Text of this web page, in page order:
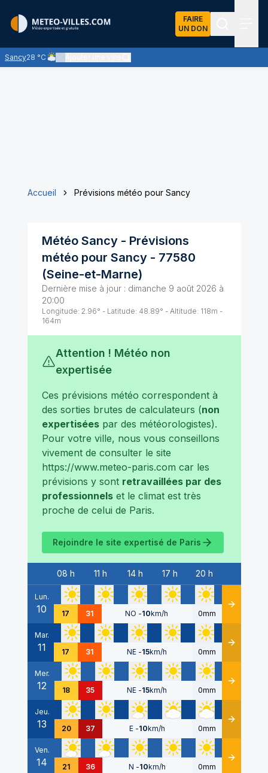
FAIRE
UN DON
Sancy28 °C
Ciel nuageux - les éclaircies et les nuages se partagent le ciel
Accueil Prévisions météo pour Sancy
Météo Sancy- Prévisions
météo pour Sancy- 77580
(Seine-et-Marne)
Dernière mise à jour : dimanche 9 août 2026 à
20:00
Longitude: 2.96° - Latitude: 48.89° - Altitude: 118m -
164m
Attention ! Météo non
expertisée
Ces prévisions météo correspondent à
des sorties brutes de calculateurs (non
expertiséespar des météorologistes).
Pour votre ville, nous vous conseillons
vivement de consulter le site
https://www.meteo-paris.com car les
prévisions y sont retravaillées par des
professionnelset le climat est très
proche de celui de Paris.
Rejoindre le site expertisé de Paris
Date
08 h 11 h 14 h 17 h 20 h
Lun.
10 17 31 NO -10km/h 0mm Détails
Mar.
11 17 31 NE -15km/h 0mm Détails
Mer.
12 18 35 NE -15km/h 0mm Détails
Jeu.
13 20 37 E -10km/h 0mm Détails
Ven.
14 21 36 N -10km/h 0mm Détails